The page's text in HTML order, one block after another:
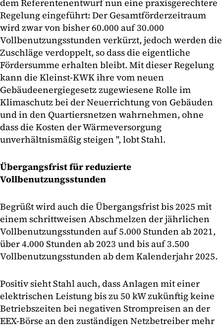
dem Referentenentwurf nun eine praxisgerechtere
Regelung eingeführt: Der Gesamtförderzeitraum
wird zwar von bisher 60.000 auf 30.000
Vollbenutzungsstunden verkürzt, jedoch werden die
Zuschläge verdoppelt, so dass die eigentliche
Fördersumme erhalten bleibt. Mit dieser Regelung
kann die Kleinst-KWK ihre vom neuen
Gebäudeenergiegesetz zugewiesene Rolle im
Klimaschutz bei der Neuerrichtung von Gebäuden
und in den Quartiersnetzen wahrnehmen, ohne
dass die Kosten der Wärmeversorgung
unverhältnismäßig steigen ", lobt Stahl.
Übergangsfrist für reduzierte
Vollbenutzungsstunden
Begrüßt wird auch die Übergangsfrist bis 2025 mit
einem schrittweisen Abschmelzen der jährlichen
Vollbenutzungsstunden auf 5.000 Stunden ab 2021,
über 4.000 Stunden ab 2023 und bis auf 3.500
Vollbenutzungsstunden ab dem Kalenderjahr 2025.
Positiv sieht Stahl auch, dass Anlagen mit einer
elektrischen Leistung bis zu 50 kW zukünftig keine
Betriebszeiten bei negativen Strompreisen an der
EEX-Börse an den zuständigen Netzbetreiber mehr